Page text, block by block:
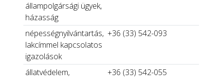
állampolgársági ügyek,
házasság
népességnyilvántartás,
lakcímmel kapcsolatos
igazolások
+36 (33) 542-093
állatvédelem,
+36 (33) 542-055